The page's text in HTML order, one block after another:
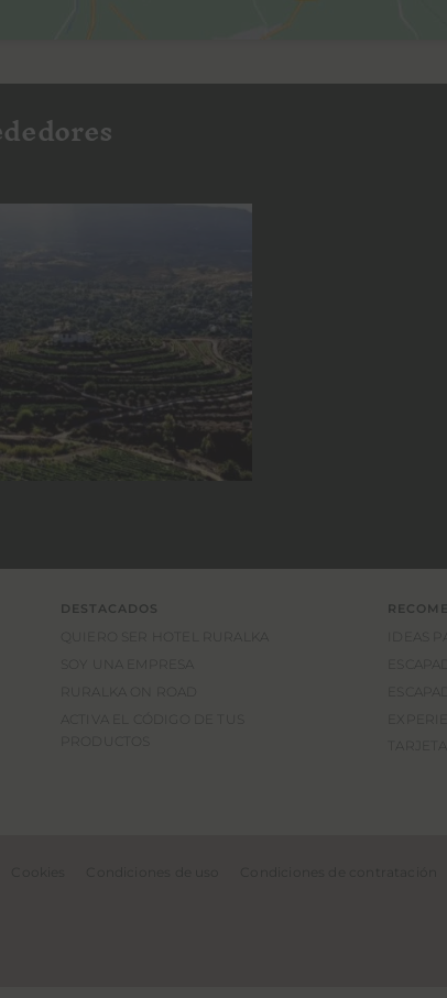
Tirajanas
DESTACADOS
QUIERO SER HOTEL RURALKA
SOY UNA EMPRESA
RURALKA ON ROAD
ACTIVA EL CÓDIGO DE TUS
IDEAS